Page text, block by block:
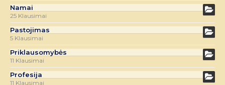
Namai
25 Klausimai
Pastojimas
5 Klausimai
Priklausomybės
11 Klausimai
Profesija
11 Klausimai